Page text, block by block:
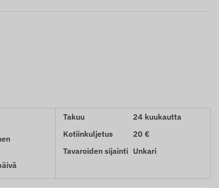
Takuu
24 kuukautta
Kotiinkuljetus
20 €
Tavaroiden sijainti Unkari